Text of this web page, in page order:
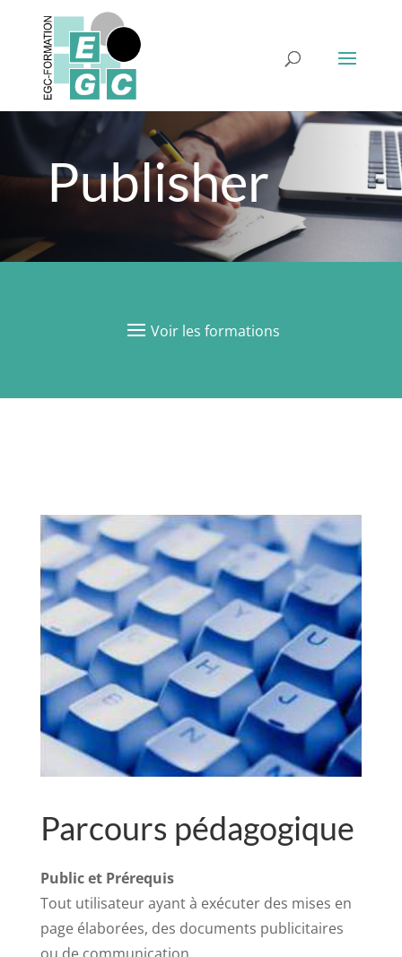
Publisher
Voir les formations
Parcours pédagogique
Public et Prérequis
Tout utilisateur ayant à exécuter des mises en
page élaborées, des documents publicitaires